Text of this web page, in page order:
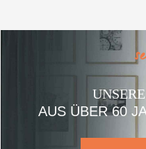
AUS ÜBER 60